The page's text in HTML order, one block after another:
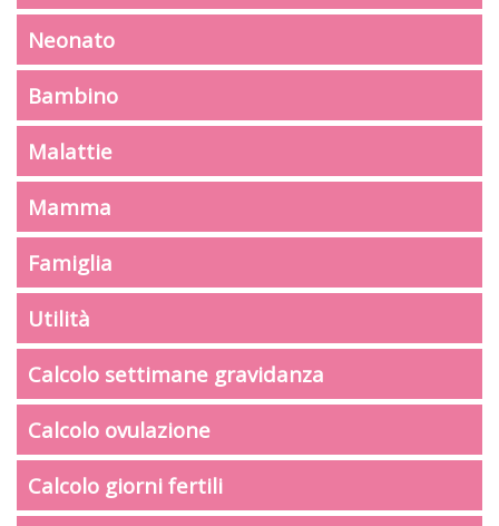
Neonato
Bambino
Malattie
Mamma
Famiglia
Utilità
Calcolo settimane gravidanza
Calcolo ovulazione
Calcolo giorni fertili